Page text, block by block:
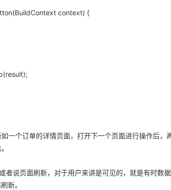
context) {
一个订单的详情页面，打开下一个页面进行操作后，
者说页面刷新，对于用户来讲是可见的，就是有时数
新。